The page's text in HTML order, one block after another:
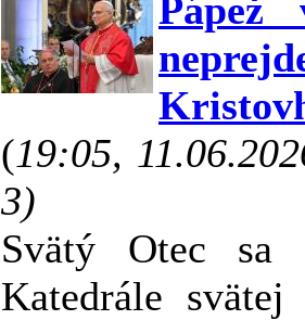
(19:05,
3)
Svätý Otec
Katedrále